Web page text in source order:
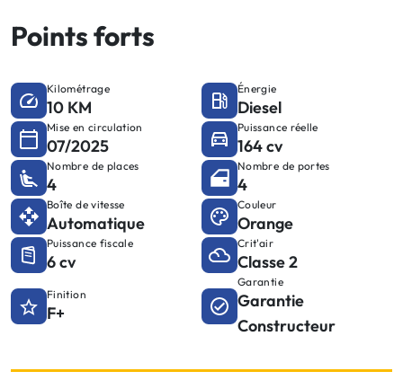
Points forts
Kilométrage
10 KM
Énergie
Diesel
Mise en circulation
07/2025
Puissance réelle
164 cv
Nombre de places
4
Nombre de portes
4
Boîte de vitesse
Automatique
Couleur
Orange
Puissance fiscale
6 cv
Crit'air
Classe 2
Finition
F+
Garantie
Garantie
Constructeur